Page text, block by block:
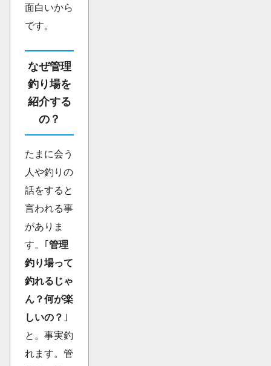
面白いから
です。
なぜ管理
釣り場を
紹介する
の？
たまに会う
人や釣りの
話をすると
言われる事
がありま
す。｢ 管理
釣り場って
釣れるじゃ
ん？何が楽
しいの？ ｣
と。事実釣
れます。管